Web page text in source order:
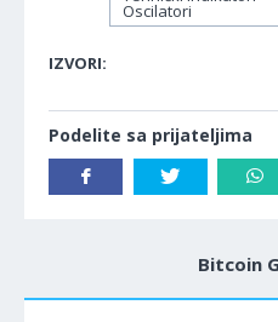
Oscilatori
IZVORI:
Podelite sa prijateljima
Bitcoin